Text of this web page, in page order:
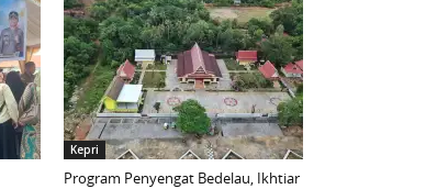
Kepri
Program Penyengat Bedelau, Ikhtiar